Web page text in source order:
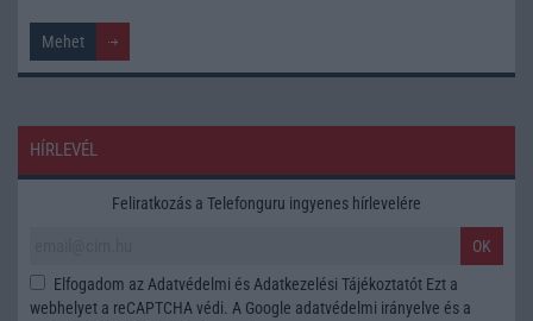
HÍRLEVÉL
Feliratkozás a Telefonguru ingyenes hírlevelére
OK
Elfogadom az Adatvédelmi és Adatkezelési Tájékoztatót Ezt a
webhelyet a reCAPTCHA védi. A Google adatvédelmi irányelve és a